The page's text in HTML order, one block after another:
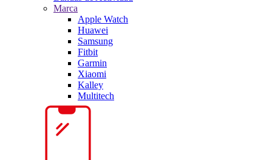
Marca
Apple Watch
Huawei
Samsung
Fitbit
Garmin
Xiaomi
Kalley
Multitech